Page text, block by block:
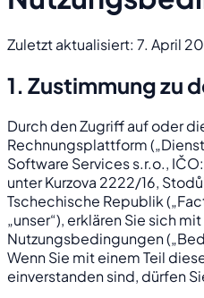
Zuletzt aktualisiert: 7. April
1. Zustimmung zu
Durch den Zugriff auf oder
Rechnungsplattform
Software Services s.r.o.,
unter Kurzova 2222/16,
Tschechische Republik
„unser“), erklären Sie sich
Nutzungsbedingungen
Wenn Sie mit einem Teil
einverstanden sind, dürfen